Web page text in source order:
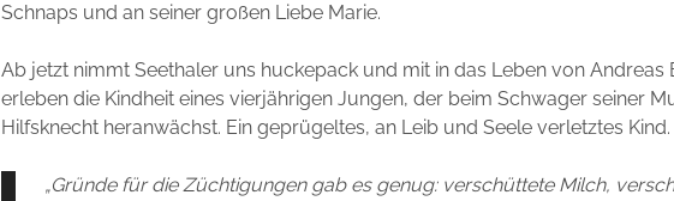
Schnaps und an seiner großen Liebe Marie.
Ab jetzt nimmt Seethaler uns huckepack und mit in das Leben von Andreas
erleben die Kindheit eines vierjährigen Jungen, der beim Schwager seiner
Hilfsknecht heranwächst. Ein geprügeltes, an Leib und Seele verletztes Kind.
„Gründe für die Züchtigungen gab es genug: verschüttete Milch,